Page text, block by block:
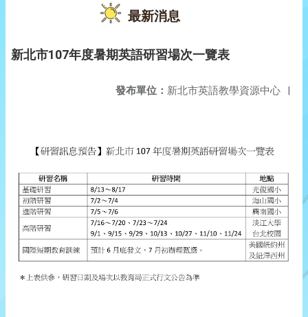
最新消息
新北市107年度暑期英語研習場次一覽表
發布單位： 新北市英語教學資源中心 |